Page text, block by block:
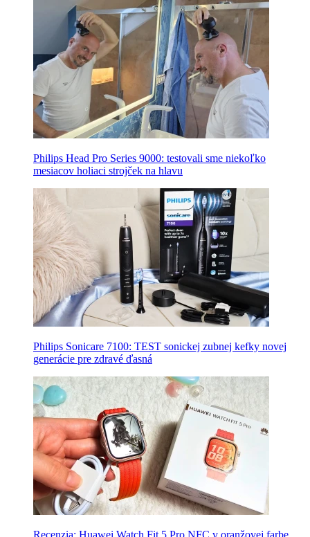
Philips Head Pro Series 9000: testovali sme niekoľko
mesiacov holiaci strojček na hlavu
Philips Sonicare 7100: TEST sonickej zubnej kefky novej
generácie pre zdravé ďasná
Recenzia: Huawei Watch Fit 5 Pro NFC v oranžovej farbe